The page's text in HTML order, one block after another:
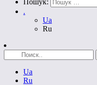
Пошук:
.
Ua
Ru
Ua
Ru